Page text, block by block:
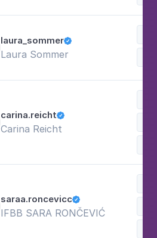
laura_sommer
Laura Sommer
carina.reicht
Carina Reicht
saraa.roncevicc
IFBB SARA RONČEVIĆ